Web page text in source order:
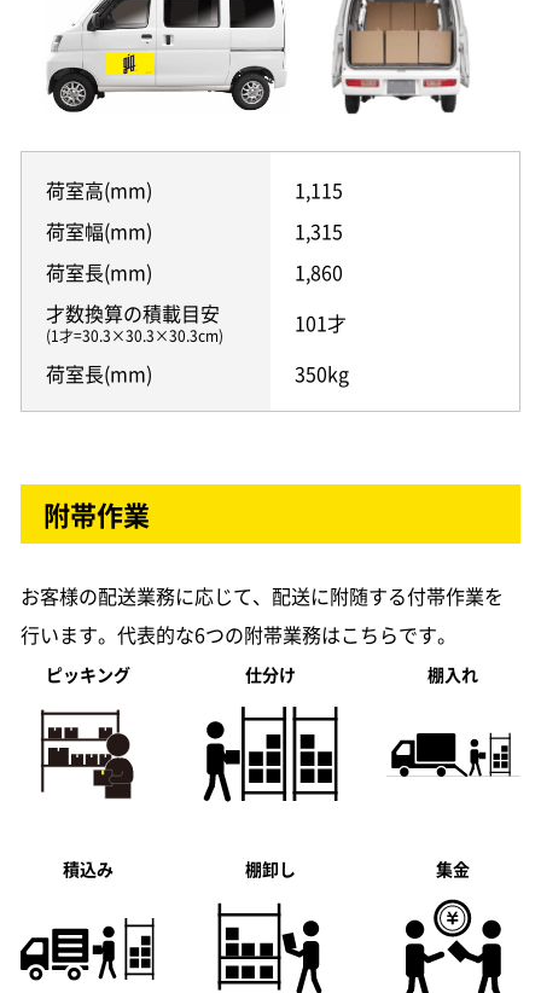
荷室高(mm)
1,115
荷室幅(mm)
1,315
荷室長(mm)
1,860
才数換算の積載目安
(1才=30.3×30.3×30.3cm)
101才
荷室長(mm)
350kg
附帯作業
お客様の配送業務に応じて、配送に附随する付帯作業を
行います。代表的な6つの附帯業務はこちらです。
ピッキング 仕分け 棚入れ
積込み 棚卸し 集金